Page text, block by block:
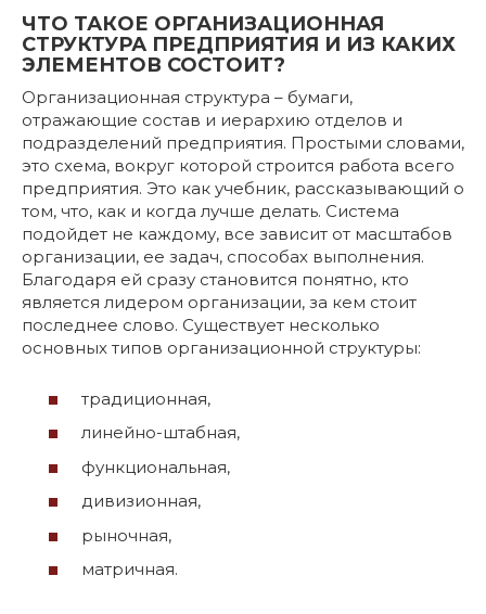
ЧТО ТАКОЕ ОРГАНИЗАЦИОННАЯ
СТРУКТУРА ПРЕДПРИЯТИЯ И ИЗ КАКИХ
ЭЛЕМЕНТОВ СОСТОИТ?
Организационная структура – бумаги,
отражающие состав и иерархию отделов и
подразделений предприятия. Простыми словами,
это схема, вокруг которой строится работа всего
предприятия. Это как учебник, рассказывающий о
том, что, как и когда лучше делать. Система
подойдет не каждому, все зависит от масштабов
организации, ее задач, способах выполнения.
Благодаря ей сразу становится понятно, кто
является лидером организации, за кем стоит
последнее слово. Существует несколько
основных типов организационной структуры:
традиционная,
линейно-штабная,
функциональная,
дивизионная,
рыночная,
матричная.